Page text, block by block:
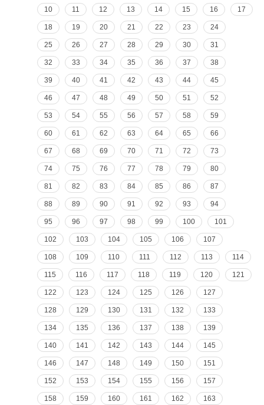
10 11 12 13 14 15 16 17
18 19 20 21 22 23 24
25 26 27 28 29 30 31
32 33 34 35 36 37 38
39 40 41 42 43 44 45
46 47 48 49 50 51 52
53 54 55 56 57 58 59
60 61 62 63 64 65 66
67 68 69 70 71 72 73
74 75 76 77 78 79 80
81 82 83 84 85 86 87
88 89 90 91 92 93 94
95 96 97 98 99 100 101
102 103 104 105 106 107
108 109 110 111 112 113 114
115 116 117 118 119 120 121
122 123 124 125 126 127
128 129 130 131 132 133
134 135 136 137 138 139
140 141 142 143 144 145
146 147 148 149 150 151
152 153 154 155 156 157
158 159 160 161 162 163